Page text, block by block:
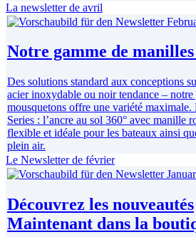
La newsletter de avril
Notre gamme de
Des solutions standard aux conceptions
acier inoxydable ou noir tendance – notre
mousquetons offre une variété maximale.
Series : l’ancre au sol 360° avec manille
flexible et idéale pour les bateaux ainsi
plein air.
Le Newsletter de février
Découvrez les nouveautés
Maintenant dans la